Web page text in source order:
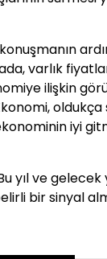
varlık
ilişkin
iyi
yıl ve
bir sinyal